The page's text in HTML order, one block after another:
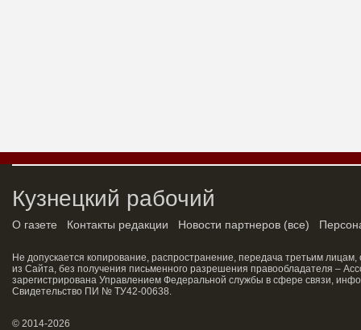
Кузнецкий рабочий
О газете Контакты редакции Новости партнеров (все)
Не допускается копирование, распространение, передача третьим
из Сайта, без получения письменного разрешения правообладателя –
зарегистрирована Управлением Федеральной службы в сфере связи,
Свидетельство ПИ № ТУ42-00638.
© 2014-2026